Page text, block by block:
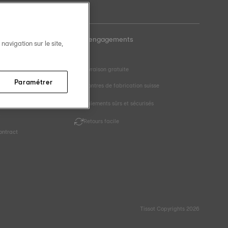
Nos engagements
Livraison gratuite
Montres de fabrication suisse
Paiements sûrs et sécurisés
Retours facile
Tissot Copyrights 2026
sur le site,
Paramétrer